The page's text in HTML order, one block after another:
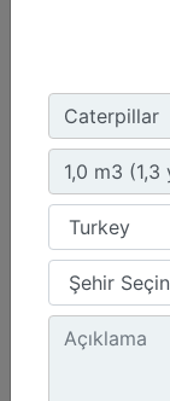
1,4 m3 (1,8
Genişlik :
95.6 inç -
Ağırlık :
1173.1 lb -
Yükseklik :
43 inç - 1093